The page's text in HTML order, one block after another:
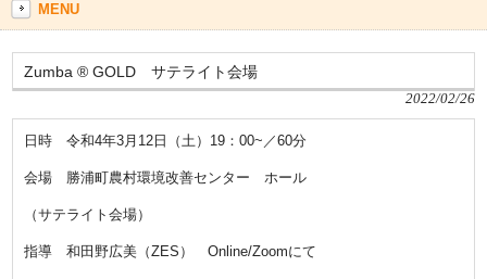
MENU
Zumba ® GOLD サテライト会場
2022/02/26
日時 令和4年3月12日（土）19：00~／60分
会場 勝浦町農村環境改善センター ホール
（サテライト会場）
指導 和田野広美（ZES） Online/Zoomにて